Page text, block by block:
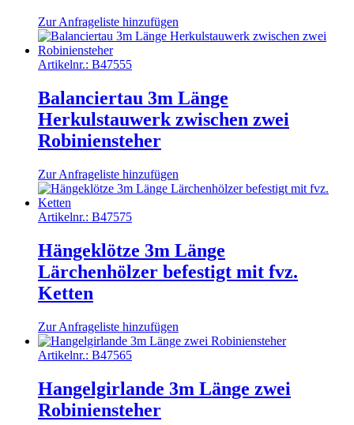
Zur Anfrageliste hinzufügen
Artikelnr.: B47555
Balanciertau 3m Länge
Herkulstauwerk zwischen zwei
Robiniensteher
Zur Anfrageliste hinzufügen
Artikelnr.: B47575
Hängeklötze 3m Länge
Lärchenhölzer befestigt mit fvz.
Ketten
Zur Anfrageliste hinzufügen
Artikelnr.: B47565
Hangelgirlande 3m Länge zwei
Robiniensteher